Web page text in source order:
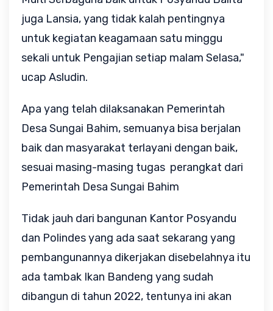
juga Lansia, yang tidak kalah pentingnya
untuk kegiatan keagamaan satu minggu
sekali untuk Pengajian setiap malam Selasa,"
ucap Asludin.
Apa yang telah dilaksanakan Pemerintah
Desa Sungai Bahim, semuanya bisa berjalan
baik dan masyarakat terlayani dengan baik,
sesuai masing-masing tugas perangkat dari
Pemerintah Desa Sungai Bahim
Tidak jauh dari bangunan Kantor Posyandu
dan Polindes yang ada saat sekarang yang
pembangunannya dikerjakan disebelahnya itu
ada tambak Ikan Bandeng yang sudah
dibangun di tahun 2022, tentunya ini akan